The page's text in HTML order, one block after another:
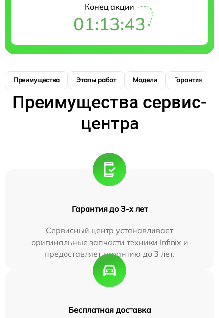
Конец акции
01:13:42
Преимущества Этапы работ Модели Гарантия
Преимущества сервис-
центра
Гарантия до 3-х лет
Сервисный центр устанавливает
оригинальные запчасти техники Infinix и
предоставляет гарантию до 3 лет.
Бесплатная доставка